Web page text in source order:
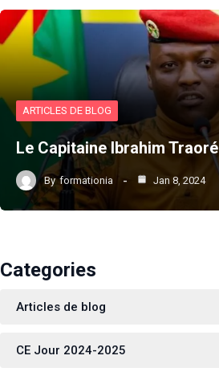
ARTICLES DE BLOG
Le Capitaine Ibrahim
By formationia Jan 8, 2024
Categories
Articles de blog
CE Jour 2024-2025